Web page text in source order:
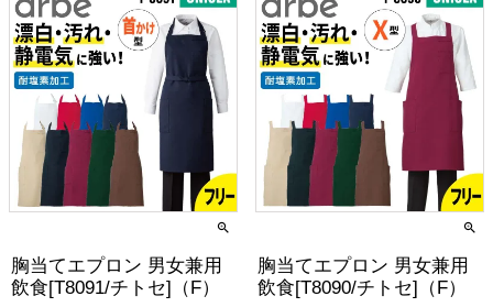
胸当てエプロン 男女兼用
飲食[T8091/チトセ]（F）
胸当てエプロン 男女兼用
飲食[T8090/チトセ]（F）